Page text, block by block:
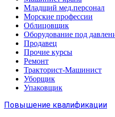
Младщий мед.персонал
Морские профессии
Облицовщик
Оборудование под
Продавец
Прочие курсы
Ремонт
Тракторист-Машинист
Уборщик
Упаковщик
Повышение квалификации